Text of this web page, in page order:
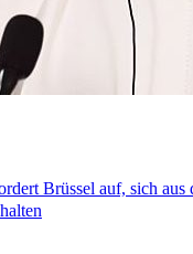
Brüssel auf, sich aus